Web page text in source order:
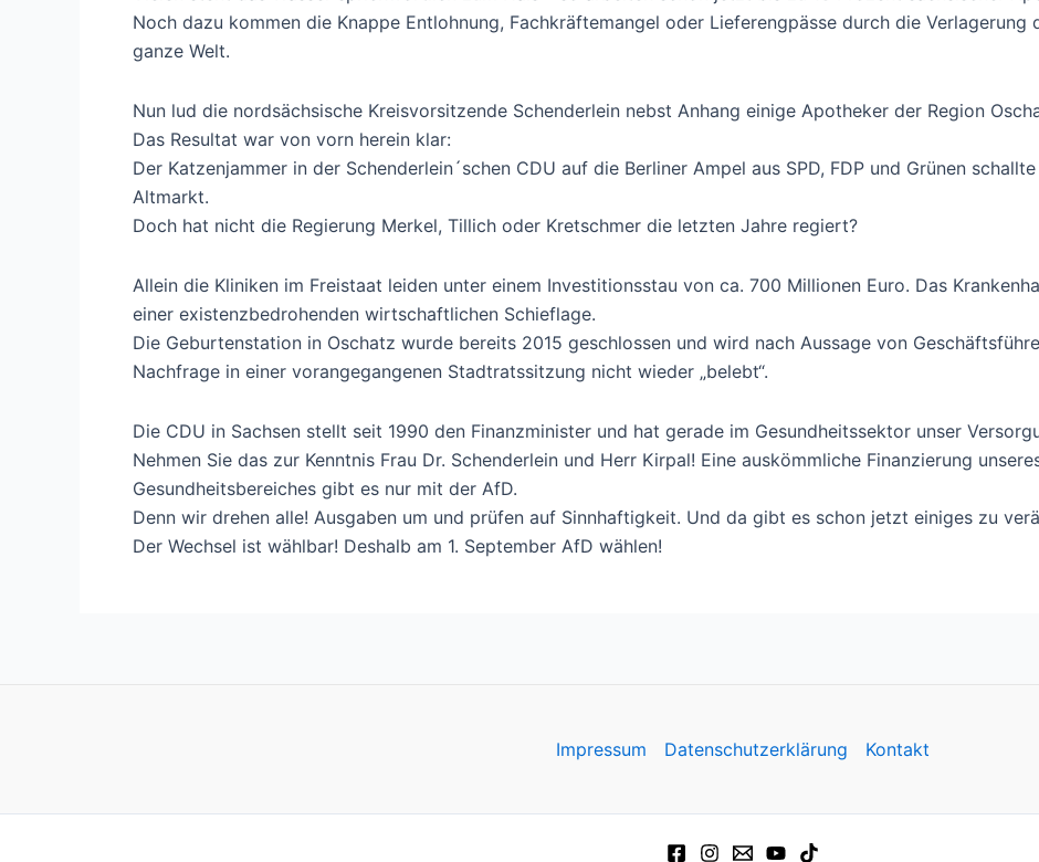
Noch dazu kommen die Knappe Entlohnung, Fachkräftemangel oder Lieferengpässe durch die
ganze Welt.
Nun lud die nordsächsische Kreisvorsitzende Schenderlein nebst Anhang einige Apotheker der Region
Das Resultat war von vorn herein klar:
Der Katzenjammer in der Schenderlein´schen CDU auf die Berliner Ampel aus SPD, FDP und Grünen
Altmarkt.
Doch hat nicht die Regierung Merkel, Tillich oder Kretschmer die letzten Jahre regiert?
Allein die Kliniken im Freistaat leiden unter einem Investitionsstau von ca. 700 Millionen Euro. Das
einer existenzbedrohenden wirtschaftlichen Schieflage.
Die Geburtenstation in Oschatz wurde bereits 2015 geschlossen und wird nach Aussage von
Nachfrage in einer vorangegangenen Stadtratssitzung nicht wieder „belebt“.
Die CDU in Sachsen stellt seit 1990 den Finanzminister und hat gerade im Gesundheitssektor unser
Nehmen Sie das zur Kenntnis Frau Dr. Schenderlein und Herr Kirpal! Eine auskömmliche Finanzierung
Gesundheitsbereiches gibt es nur mit der AfD.
Denn wir drehen alle! Ausgaben um und prüfen auf Sinnhaftigkeit. Und da gibt es schon jetzt einiges zu
Der Wechsel ist wählbar! Deshalb am 1. September AfD wählen!
Impressum Datenschutzerklärung Kontakt